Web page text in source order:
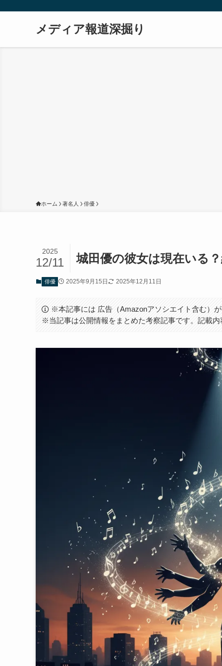
メディア報道深掘り
ホーム 著名人 俳優
城田優の彼女は現在いる
2025
12/11
俳優 2025年9月15日 2025年12月11日
※本記事には 広告（Amazonアソシエイト含む）
※当記事は公開情報をまとめた考察記事です。記載